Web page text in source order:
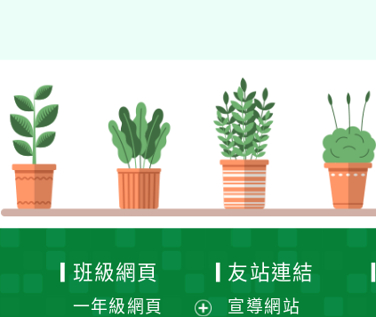
班級網頁
一年級網頁
友站連結
宣導網站